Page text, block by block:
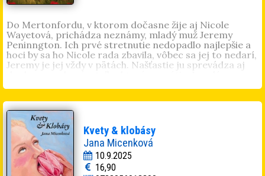
reportáž v televízii. Poukazuje tým na neschopnosť
spoločenských prostredí.
Viktória Krajňaková(1999, Michalovce). Ukončila
strednú umeleckú školu filmovú v Košiciach a
pokračovala v štúdiu filmovej réžie v Písku. Študuje na
vysokej škole UMPRUM v Prahe odbor umenie a
Do Mertonfordu, v ktorom dočasne žije aj Nicole
Wayetová, prichádza neznámy, mladý muž Jeremy
Peninngton. Ich prvé stretnutie nedopadlo najlepšie a
hoci by sa ho Nicole rada zbavila, vôbec sa jej to nedarí,
Jeremy je jej vždy v pätách. Našťastie ju sprevádza aj
jej minulosťou a Jeremy sa v Mertonforde neocitol
náhodou. Začína sa boj s časom, boj o život a najmä o
lásku.
Veronika Magulová(1989, Žiar nad Hronom). Pracuje
v rodinnej firme. Popri domácnosti a dvoch malých
deťoch sa takmer každý večer vracia k písaniu príbehov.
Vydala úspešné historické romány
Kvety & klobásy
Jana Micenková
10.9.2025
16,90